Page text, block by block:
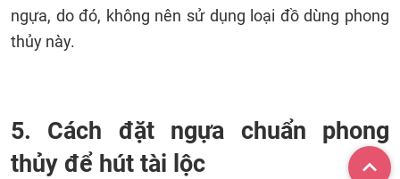
ngựa, do đó, không nên sử dụng loại đồ dùng phong
thủy này.
5. Cách đặt ngựa chuẩn phong
thủy để hút tài lộc